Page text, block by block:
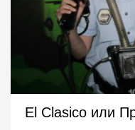
El Clasico или